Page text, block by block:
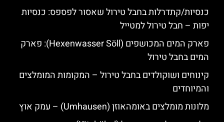
כנסיות/קתדרלות בחבל טירול שאסור לפספס: כנסיות
יפות – חבל טירול למטייל
פארק המים המכושפים (Hexenwasser Söll): פארק
המים בחבל טירול
קינוחים ושוקולדים בחבל טירול – המקומות המומלצים
והמיוחדים
מלונות מומלצים באומהאוזן (Umhausen) – עמק אוץ